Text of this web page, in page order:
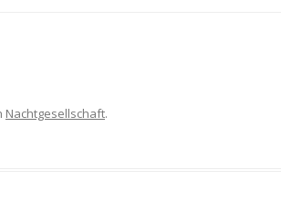
Nachtgesellschaft.